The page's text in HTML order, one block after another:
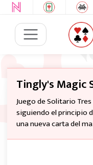
Tingly's Magic
Juego de Solitario
siguiendo el principio
una nueva carta del